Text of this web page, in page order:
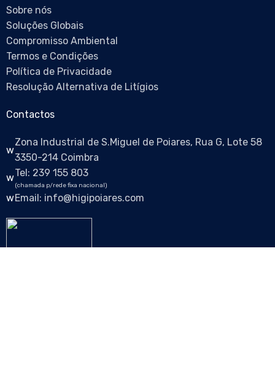
Sobre nós
Soluções Globais
Compromisso Ambiental
Termos e Condições
Política de Privacidade
Resolução Alternativa de Litígios
Contactos
Zona Industrial de S.Miguel de Poiares, Rua G, Lote 58
3350-214 Coimbra
Tel: 239 155 803
(chamada p/rede fixa nacional)
Email: info@higipoiares.com